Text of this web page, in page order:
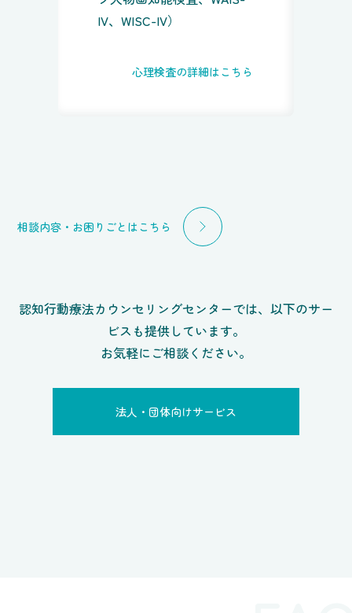
IV、WISC-IV）
心理検査の詳細はこちら
相談内容・お困りごとはこちら
認知行動療法カウンセリングセンターでは、以下のサー
ビスも提供しています。
お気軽にご相談ください。
法人・団体向けサービス